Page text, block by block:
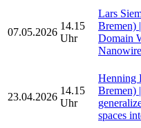
07.05.2026
14.15
Uhr
Lars
Bremen)
Domain
23.04.2026
14.15
Uhr
Henning
Bremen)
spaces